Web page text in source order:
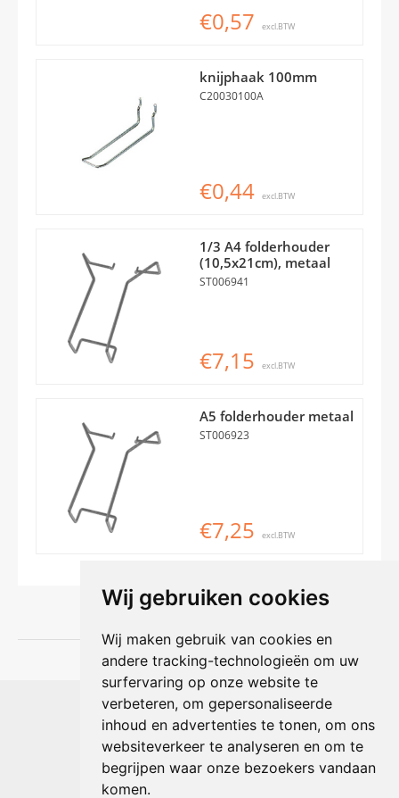
Wij gebruiken cookies
Wij maken gebruik van cookies en
andere tracking-technologieën om uw
surfervaring op onze website te
verbeteren, om gepersonaliseerde
inhoud en advertenties te tonen, om ons
websiteverkeer te analyseren en om te
begrijpen waar onze bezoekers vandaan
komen.
€0,57 excl.BTW
knijphaak 100mm
C20030100A
€0,44 excl.BTW
1/3 A4 folderhouder
(10,5x21cm), metaal
ST006941
€7,15 excl.BTW
A5 folderhouder metaal
ST006923
€7,25 excl.BTW
Shophouse online
Max Planckstraat 4
6716 BE Ede, Nederland
Telefoon:+31(0)318 618 121
E-mail: info@shophouse.nl
Geopend: ma t/m vr 09:00-17:00 uur